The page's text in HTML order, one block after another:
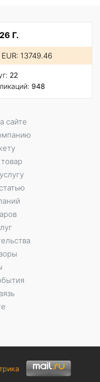
Г.
EUR: 13749.46
22
948
сайте